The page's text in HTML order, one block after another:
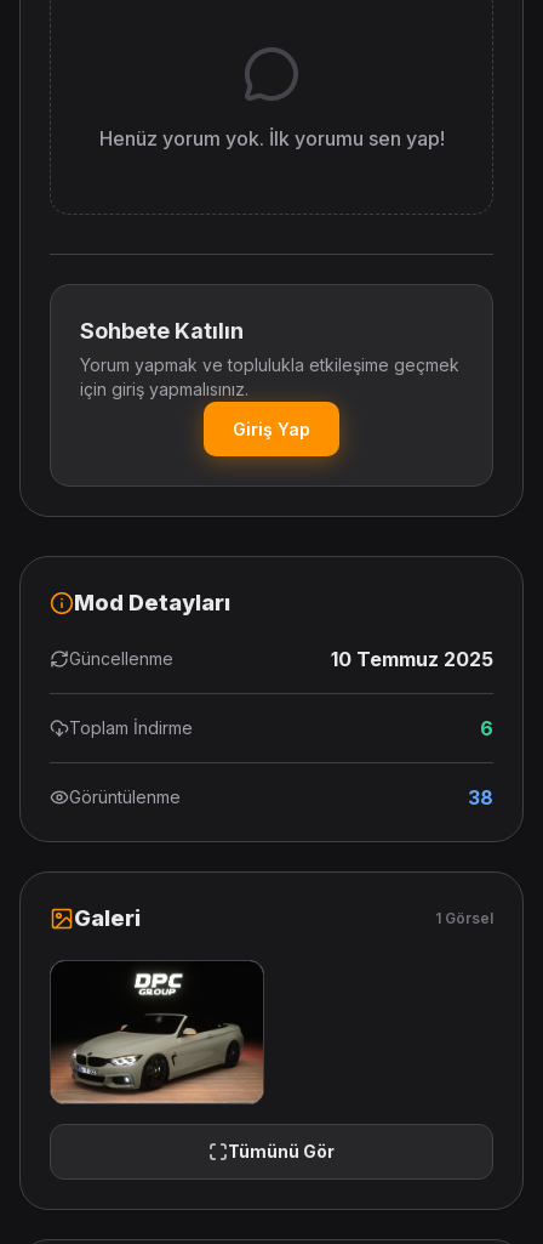
Henüz yorum yok. İlk yorumu sen yap!
Sohbete Katılın
Yorum yapmak ve toplulukla etkileşime geçmek
için giriş yapmalısınız.
Giriş Yap
Mod Detayları
Güncellenme 10 Temmuz 2025
Toplam İndirme 6
Görüntülenme 38
Galeri 1 Görsel
Tümünü Gör